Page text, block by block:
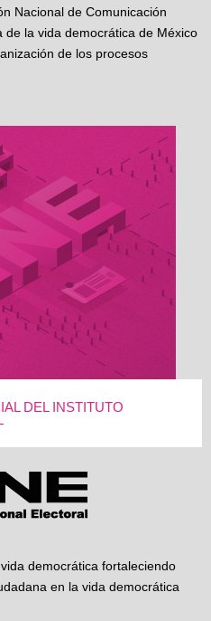
Nacional de Comunicación
de la vida democrática de México
de los procesos
DEL INSTITUTO
democrática fortaleciendo
en la vida democrática